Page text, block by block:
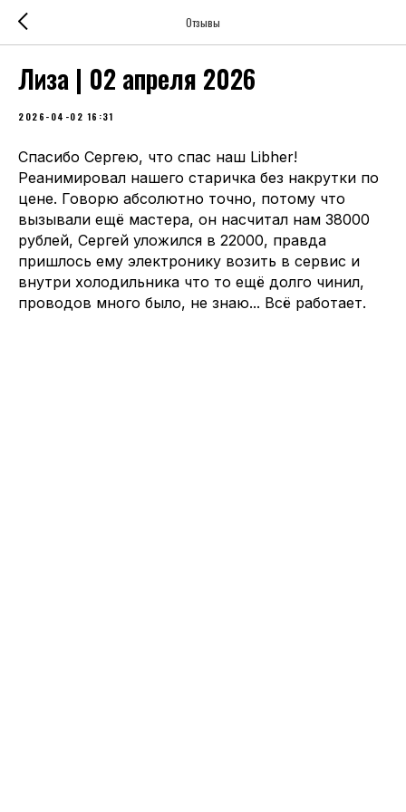
Отзывы
Лиза | 02 апреля 2026
2026-04-02 16:31
Спасибо Сергею, что спас наш Libher!
Реанимировал нашего старичка без накрутки по
цене. Говорю абсолютно точно, потому что
вызывали ещё мастера, он насчитал нам 38000
рублей, Сергей уложился в 22000, правда
пришлось ему электронику возить в сервис и
внутри холодильника что то ещё долго чинил,
проводов много было, не знаю... Всё работает.